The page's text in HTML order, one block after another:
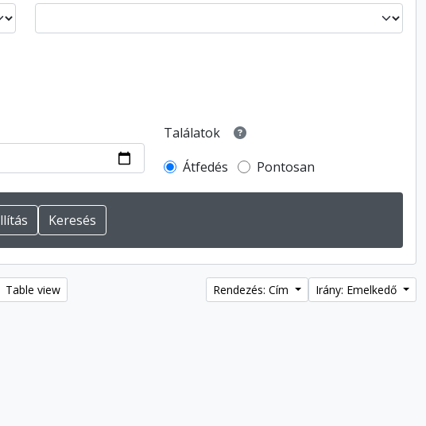
Találatok
Átfedés
Pontosan
Table view Rendezés: Cím Irány: Emelkedő